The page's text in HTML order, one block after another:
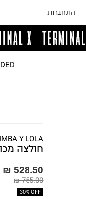
התחברות
Y LOLA
חולצה
528.50 ₪
755.00 ₪
30% OFF